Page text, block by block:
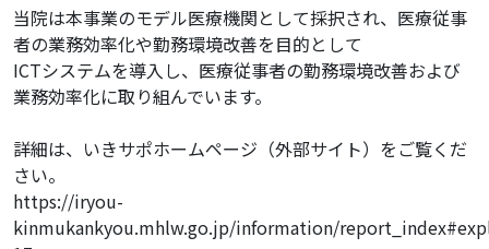
当院は本事業のモデル医療機関として採択され、医療従事
者の業務効率化や勤務環境改善を目的として
ICTシステムを導入し、医療従事者の勤務環境改善および
業務効率化に取り組んでいます。
詳細は、いきサポホームページ（外部サイト）をご覧くだ
さい。
https://iryou-
kinmukankyou.mhlw.go.jp/information/